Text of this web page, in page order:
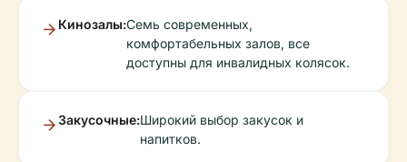
Кинозалы:Семь современных,
комфортабельных залов, все
доступны для инвалидных колясок.
Закусочные:Широкий выбор закусок и
напитков.